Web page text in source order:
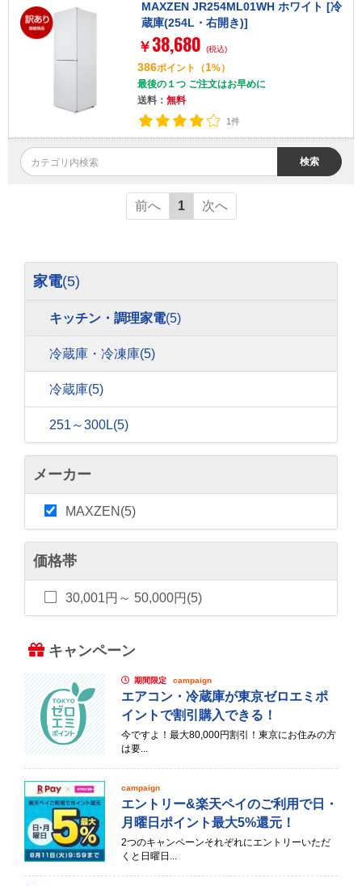
MAXZEN JR254ML01WH ホワイト [冷
蔵庫(254L・右開き)]
￥ 38,680 (税込)
386ポイント （1%）
最後の１つ ご注文はお早めに
送料： 無料
1件
検索
前へ 1 次へ
家電(5)
キッチン・調理家電(5)
冷蔵庫・冷凍庫(5)
冷蔵庫(5)
251～300L(5)
メーカー
MAXZEN(5)
価格帯
30,001円～ 50,000円(5)
キャンペーン
期間限定 campaign
エアコン・冷蔵庫が東京ゼロエミポ
イントで割引購入できる！
今ですよ！最大80,000円割引！東京にお住みの方
は要...
campaign
エントリー&楽天ペイのご利用で日・
月曜日ポイント最大5%還元！
2つのキャンペーンそれぞれにエントリーいただ
くと日曜日...